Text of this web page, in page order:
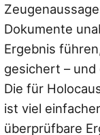
Dokumente
Ergebnis
gesichert – und
Die für
ist viel
überprüfbare